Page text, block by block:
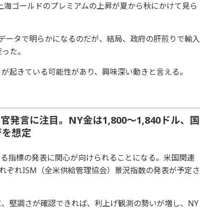
ゴールドのプレミアムの上昇が夏から秋にかけて見ら
ータで明らかになるのだが、結局、政府の肝煎りで輸入
た。
起きている可能性があり、興味深い動きと言える。
発言に注目。NY金は1,800～1,840ドル、国
想定
指標の発表に関心が向けられることになる。米国関連
ぞれISM（全米供給管理協会）景況指数の発表が予定さ
堅調さが確認できれば、利上げ観測の勢いが増し、NY